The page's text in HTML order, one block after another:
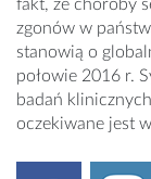
fakt, że choroby
zgonów w
stanowią o
połowie 2016 r.
badań
oczekiwane jest